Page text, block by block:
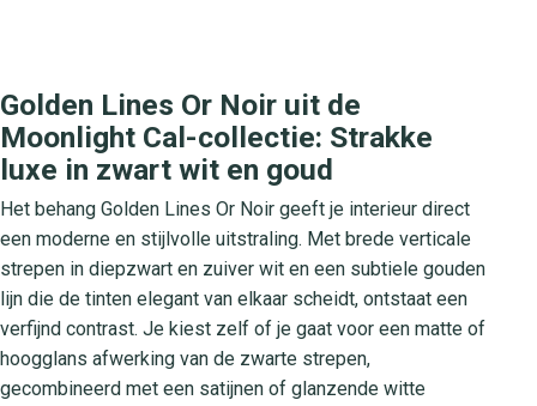
Golden Lines Or Noir uit de
Moonlight Cal-collectie: Strakke
luxe in zwart wit en goud
Het behang Golden Lines Or Noir geeft je interieur direct
een moderne en stijlvolle uitstraling. Met brede verticale
strepen in diepzwart en zuiver wit en een subtiele gouden
lijn die de tinten elegant van elkaar scheidt, ontstaat een
verfijnd contrast. Je kiest zelf of je gaat voor een matte of
hoogglans afwerking van de zwarte strepen,
gecombineerd met een satijnen of glanzende witte